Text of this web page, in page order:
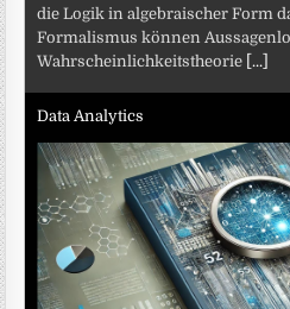
die Logik in algebraischer Form
Formalismus können
Wahrscheinlichkeitstheorie [...]
Data Analytics